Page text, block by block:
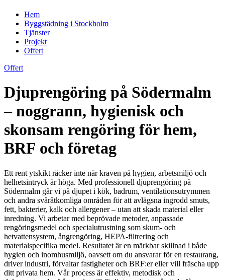
Hem
Byggstädning i Stockholm
Tjänster
Projekt
Offert
Offert
Djuprengöring på Södermalm
– noggrann, hygienisk och
skonsam rengöring för hem,
BRF och företag
Ett rent ytskikt räcker inte när kraven på hygien, arbetsmiljö och
helhetsintryck är höga. Med professionell djuprengöring på
Södermalm går vi på djupet i kök, badrum, ventilationsutrymmen
och andra svåråtkomliga områden för att avlägsna ingrodd smuts,
fett, bakterier, kalk och allergener – utan att skada material eller
inredning. Vi arbetar med beprövade metoder, anpassade
rengöringsmedel och specialutrustning som skum- och
hetvattensystem, ångrengöring, HEPA-filtrering och
materialspecifika medel. Resultatet är en märkbar skillnad i både
hygien och inomhusmiljö, oavsett om du ansvarar för en restaurang,
driver industri, förvaltar fastigheter och BRF:er eller vill fräscha upp
ditt privata hem. Vår process är effektiv, metodisk och